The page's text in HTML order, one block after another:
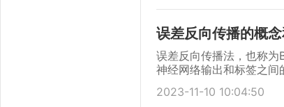
误差反向传播的概
误差反向传播法，也称
神经网络输出和标签之间
2023-11-10 10:04:50